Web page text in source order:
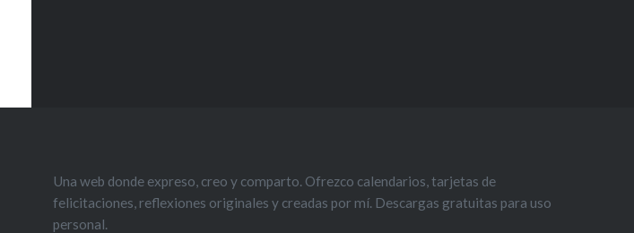
Una web donde expreso, creo y comparto. Ofrezco calendarios, tarjetas de
felicitaciones, reflexiones originales y creadas por mí. Descargas gratuitas para uso
personal.